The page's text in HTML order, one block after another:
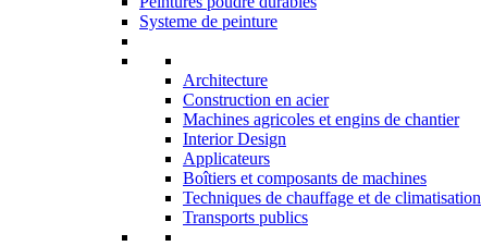
Systeme de peinture
Architecture
Construction en acier
Machines agricoles et engins de chantier
Interior Design
Applicateurs
Boîtiers et composants de machines
Techniques de chauffage et de climatisation
Transports publics